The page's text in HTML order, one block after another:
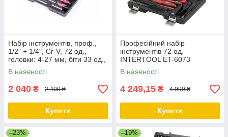
Набір інструментів, проф.,
1/2" + 1/4", Cr-V, 72 од.,
головки: 4-27 мм, біти 33 од.,
кейс INTERTOOL ET-6072
В наявності
2 040 ₴ 2 400 ₴
Купити
Професійний набір
інструментів 72 од.
INTERTOOL ET-6073
В наявності
4 249,15 ₴ 4 999 ₴
Купити
–23% –19%